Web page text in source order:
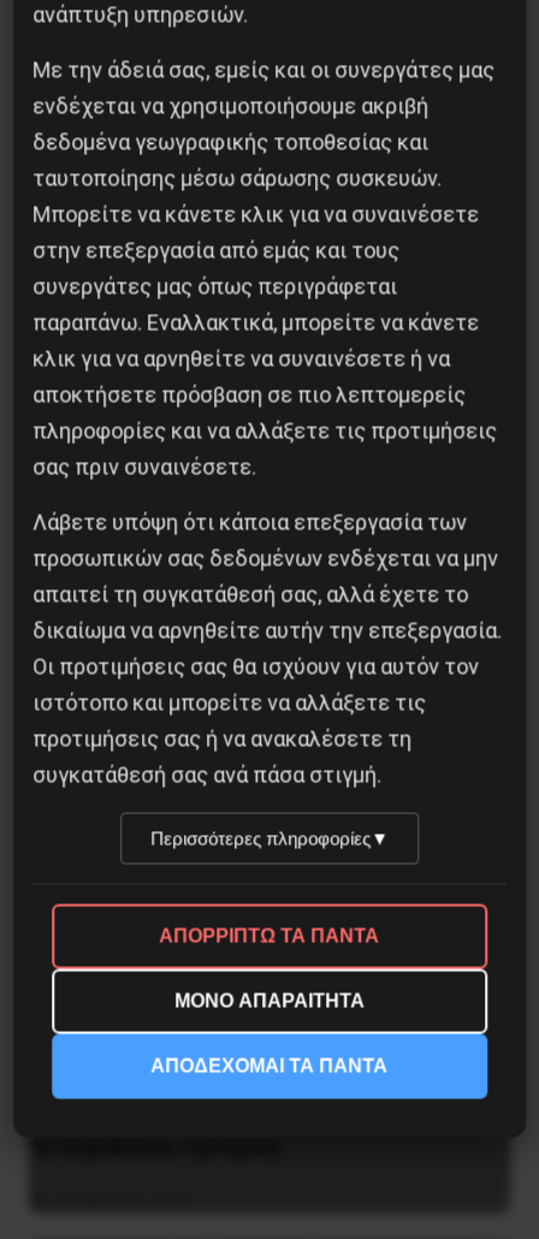
Η Eπανάσταση της 19 Ιουλίου 1936 στην
Iσπανία
5 Αυγούστου 2026
Οδύσσεια του Νόλαν: Μύθος, μνήμη και
ταξική εξουσία
3 Αυγούστου 2026
ανάπτυξη υπηρεσιών.
Με την άδειά σας, εμείς και οι συνεργάτες μας
ενδέχεται να χρησιμοποιήσουμε ακριβή
δεδομένα γεωγραφικής τοποθεσίας και
ταυτοποίησης μέσω σάρωσης συσκευών.
Μπορείτε να κάνετε κλικ για να συναινέσετε
στην επεξεργασία από εμάς και τους
συνεργάτες μας όπως περιγράφεται
παραπάνω. Εναλλακτικά, μπορείτε να κάνετε
κλικ για να αρνηθείτε να συναινέσετε ή να
αποκτήσετε πρόσβαση σε πιο λεπτομερείς
πληροφορίες και να αλλάξετε τις προτιμήσεις
σας πριν συναινέσετε.
Λάβετε υπόψη ότι κάποια επεξεργασία των
προσωπικών σας δεδομένων ενδέχεται να μην
απαιτεί τη συγκατάθεσή σας, αλλά έχετε το
δικαίωμα να αρνηθείτε αυτήν την επεξεργασία.
Οι προτιμήσεις σας θα ισχύουν για αυτόν τον
ιστότοπο και μπορείτε να αλλάξετε τις
προτιμήσεις σας ή να ανακαλέσετε τη
συγκατάθεσή σας ανά πάσα στιγμή.
Περισσότερες πληροφορίες▼
ΑΠΟΡΡΙΠΤΩ ΤΑ ΠΑΝΤΑ
ΜΟΝΟ ΑΠΑΡΑΙΤΗΤΑ
ΑΠΟΔΕΧΟΜΑΙ ΤΑ ΠΑΝΤΑ